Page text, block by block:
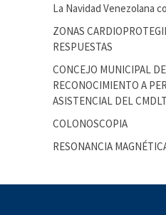
La Navidad Venezolana
ZONAS
RESPUESTAS
CONCEJO MUNICIPAL
RECONOCIMIENTO A
ASISTENCIAL DEL CMDLT
COLONOSCOPIA
RESONANCIA